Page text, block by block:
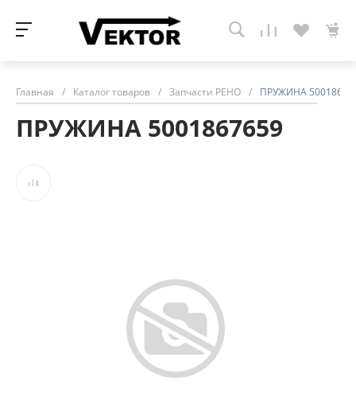
Главная / Каталог товаров / Запчасти РЕНО / ПРУЖИНА
ПРУЖИНА 5001867659